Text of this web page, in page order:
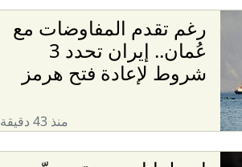
رغم تقدم المفاوضات مع
عُمان.. إيران تحدد 3
شروط لإعادة فتح هرمز
منذ 43 دقيقة